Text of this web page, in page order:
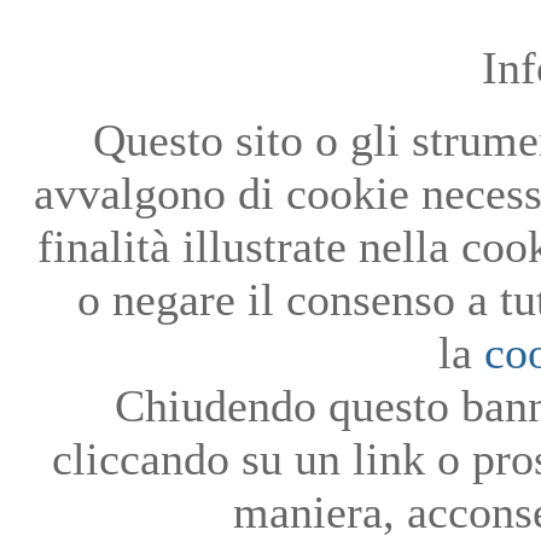
Questo sito o gli
avvalgono di cookie
finalità illustrate nella
o negare il consenso a
la
Chiudendo questo
cliccando su un link o
maniera,